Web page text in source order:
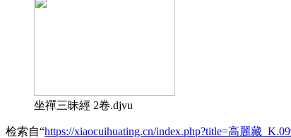
坐禪三昧經 2卷.djvu
检索自“https://xiaocuihuating.cn/index.php?title=高麗藏